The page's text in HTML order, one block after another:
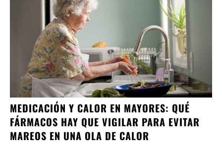
MEDICACIÓN Y CALOR EN MAYORES: QUÉ
FÁRMACOS HAY QUE VIGILAR PARA EVITAR
MAREOS EN UNA OLA DE CALOR